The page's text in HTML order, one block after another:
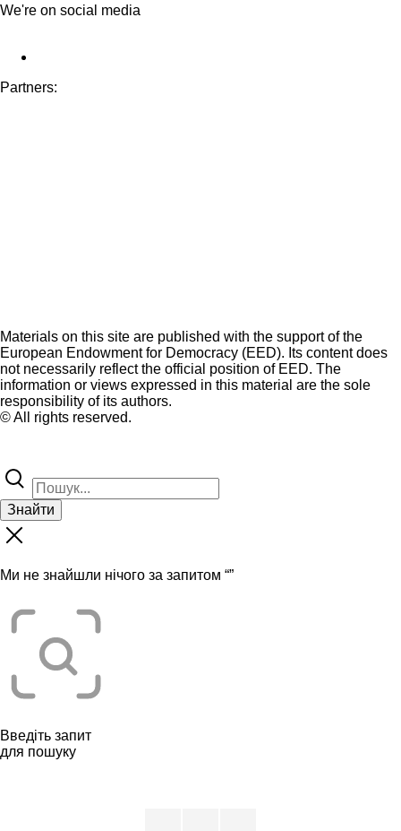
We're on social media
Partners:
Materials on this site are published with the support of the
European Endowment for Democracy (EED). Its content does
not necessarily reflect the official position of EED. The
information or views expressed in this material are the sole
responsibility of its authors.
© All rights reserved.
Знайти
Ми не знайшли нічого за запитом “”
Введіть запит
для пошуку